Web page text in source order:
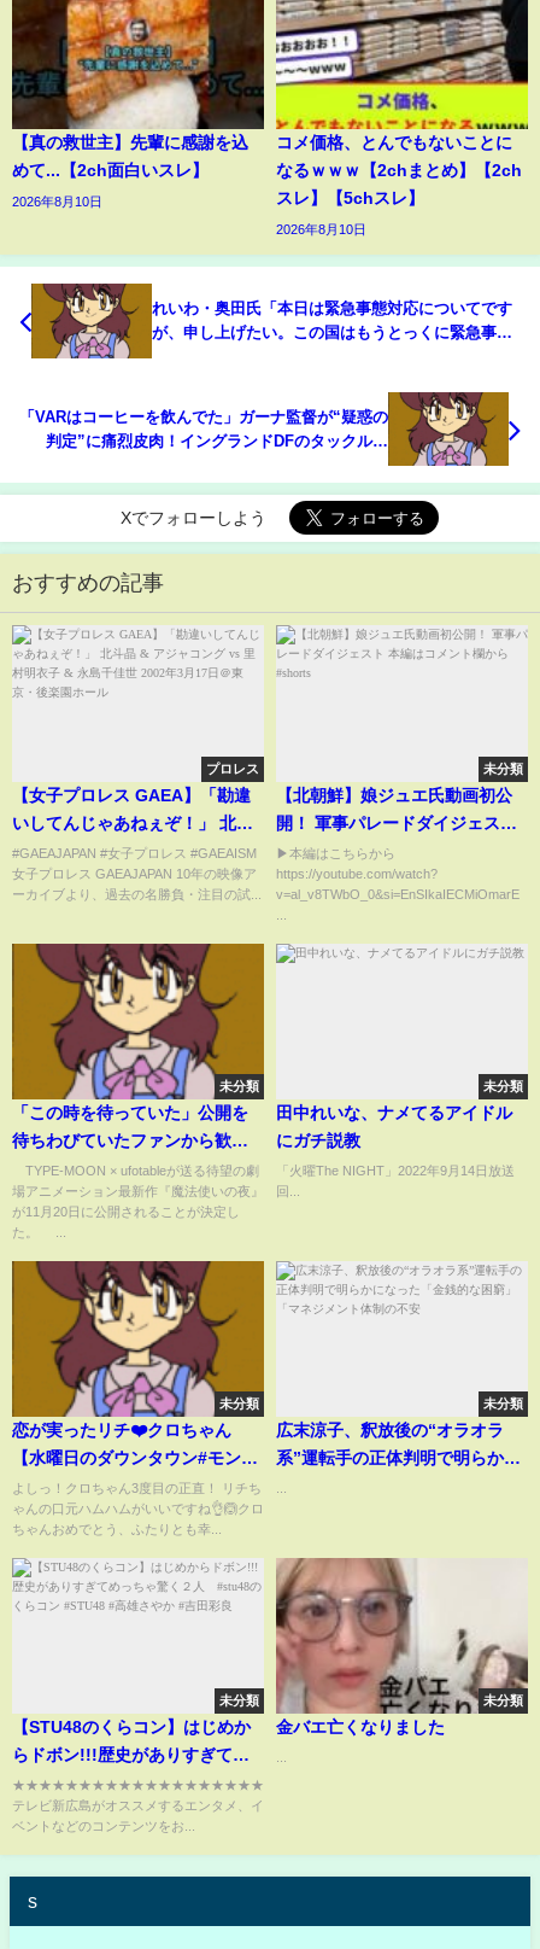
【真の救世主】先輩に感謝を込
めて...【2ch面白いスレ】
2026年8月10日
コメ価格、とんでもないことに
なるｗｗｗ【2chまとめ】【2ch
スレ】【5chスレ】
2026年8月10日
れいわ・奥田氏「本日は緊急事態対応についてです
が、申し上げたい。この国はもうとっくに緊急事態
「VARはコーヒーを飲んでた」ガーナ監督が“疑惑の
判定”に痛烈皮肉！イングランドDFのタックルは
Xでフォローしよう
おすすめの記事
プロレス
【女子プロレス GAEA】「勘違
いしてんじゃあねぇぞ！」 北斗
晶 & アジャコング vs 里村明衣
子 & 永島千佳世 2002年3月17日
＠東京・後楽園ホール
#GAEAJAPAN #女子プロレス #GAEAISM
女子プロレス GAEAJAPAN 10年の映像ア
ーカイブより、過去の名勝負・注目の試...
未分類
【北朝鮮】娘ジュエ氏動画初公
開！ 軍事パレードダイジェスト
本編はコメント欄から #shorts
▶本編はこちらから
https://youtube.com/watch?
v=al_v8TWbO_0&si=EnSIkaIECMiOmarE
未分類
「この時を待っていた」公開を
待ちわびていたファンから歓喜
の声殺到！劇場アニメ『魔法使
いの夜』11月20日公開決定
(ABEMA TIMES)
TYPE-MOON × ufotableが送る待望の劇
場アニメーション最新作『魔法使いの夜』
が11月20日に公開されることが決定し
た。 ...
未分類
田中れいな、ナメてるアイドル
にガチ説教
「火曜The NIGHT」2022年9月14日放送
回...
未分類
恋が実ったリチ❤️クロちゃん
【水曜日のダウンタウン#モンス
ターラブ】
よしっ！クロちゃん3度目の正直！ リチち
ゃんの口元ハムハムがいいですね👌🙆クロ
ちゃんおめでとう、ふたりとも幸...
未分類
広末涼子、釈放後の“オラオラ
系”運転手の正体判明で明らかに
未分類
【STU48のくらコン】はじめか
らドボン!!!歴史がありすぎてめ
っちゃ驚く２人 #stu48のくら
コン #STU48 #高雄さやか #吉田
彩良
★★★★★★★★★★★★★★★★★★★★★★★★★★★★★★★★★★★★★
テレビ新広島がオススメするエンタメ、イ
ベントなどのコンテンツをお...
未分類
金バエ亡くなりました
s